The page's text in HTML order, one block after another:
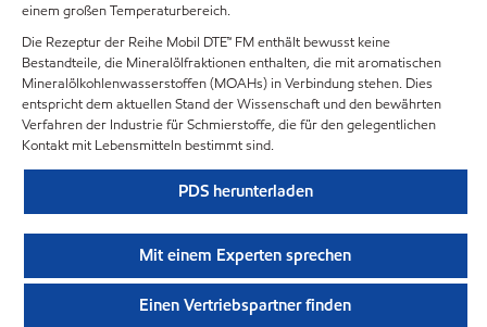
einem großen Temperaturbereich.
Die Rezeptur der Reihe Mobil DTE™ FM enthält bewusst keine
Bestandteile, die Mineralölfraktionen enthalten, die mit aromatischen
Mineralölkohlenwasserstoffen (MOAHs) in Verbindung stehen. Dies
entspricht dem aktuellen Stand der Wissenschaft und den bewährten
Verfahren der Industrie für Schmierstoffe, die für den gelegentlichen
Kontakt mit Lebensmitteln bestimmt sind.
PDS herunterladen
Mit einem Experten sprechen
Einen Vertriebspartner finden